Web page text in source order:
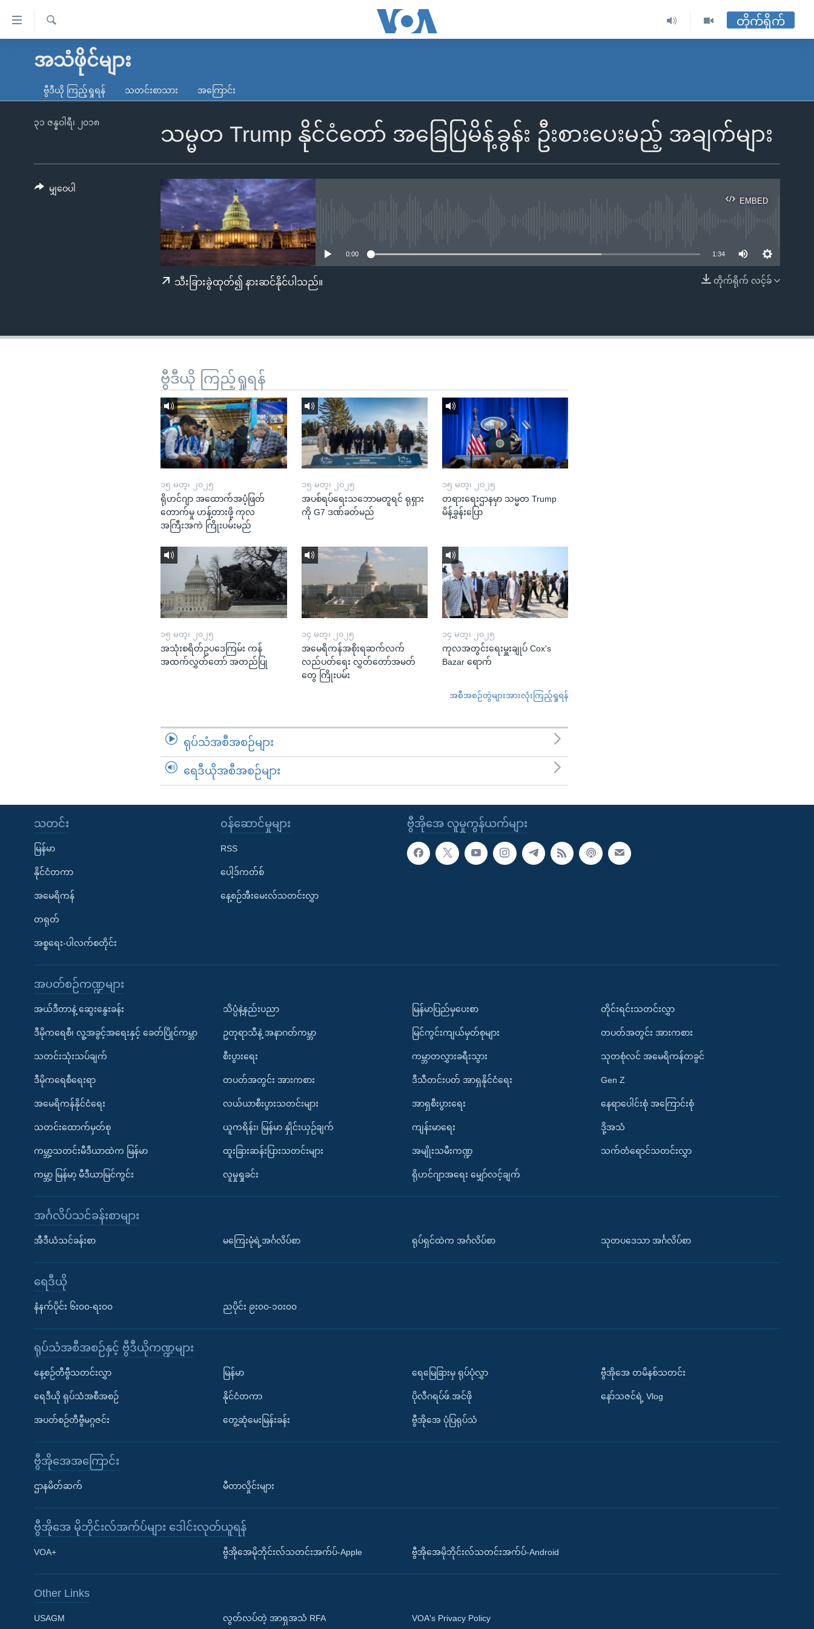
လွယ်ကူ
သည့်
ကျော်
မူလစာမျက်နှာ
ကမ္ဘာ့သတင်းများ
နိုင်ငံတကာ
တရုတ်
အစ္စရေး-ပါလက်စတိုင်း
ရပ်ဝန်းတခု လမ်းတခု အလွန်
အင်္ဂလိပ်စာလေ့လာမယ်
Learning English
ရ
တိုက်ရိုက်
အသံဖိုင်များ
ဗွီဒီယို ကြည့်ရှုရန် သတင်းစာသား အကြောင်း
သမ္မတ Trump နိုင်ငံတော် အခြေပြမိန့်ခွန်း ဦးစားပေးမည့် အချက်များ
၃၁ ဇန္နဝါရီ၊ ၂၀၁၈
EMBED
EMBED
0:00 1:34
တိုက်ရိုက် လင့်ခ်
သီးခြားခွဲထုတ်၍ နားဆင်နိုင်ပါသည်။
မျှဝေပါ
ဗွီဒီယို ကြည့်ရှုရန်
၁၅ မတ္၊ ၂၀၂၅
ရိုဟင်ဂျာ အထောက်အပံ့ဖြတ်
တောက်မှု ဟန့်တားဖို့ ကုလ
အကြီးအကဲ ကြိုးပမ်းမည်
၁၅ မတ္၊ ၂၀၂၅
အပစ်ရပ်ရေးသဘောမတူရင် ရုရှား
ကို G7 ဒဏ်ခတ်မည်
၁၅ မတ္၊ ၂၀၂၅
တရားရေးဌာနမှာ သမ္မတ Trump
မိန့်ခွန်းပြော
၁၅ မတ္၊ ၂၀၂၅
အသုံးစရိတ်ဥပဒေကြမ်း ကန်
အထက်လွှတ်တော် အတည်ပြု
၁၄ မတ္၊ ၂၀၂၅
အမေရိကန်အစိုးရဆက်လက်
လည်ပတ်ရေး လွှတ်တော်အမတ်
တွေ ကြိုးပမ်း
၁၄ မတ္၊ ၂၀၂၅
ကုလအတွင်းရေးမှူးချုပ် Cox's
Bazar ရောက်
အစီအစဉ်တွဲများအားလုံးကြည့်ရှုရန်
ရုပ်သံအစီအစဉ်များ
ရေဒီယိုအစီအစဉ်များ
ဗွီအိုအေ လူမှုကွန်ယက်များ
သတင်း
မြန်မာ
နိုင်ငံတကာ
အမေရိကန်
တရုတ်
အစ္စရေး-ပါလက်စတိုင်း
၀န်ဆောင်မှုများ
RSS
ပေါ့ဒ်ကတ်စ်
နေ့စဉ်အီးမေးလ်သတင်းလွှာ
အပတ်စဉ်ကဏ္ဍများ
အယ်ဒီတာနဲ့ ဆွေးနွေးခန်း
ဒီမိုကရေစီ၊ လူ့အခွင့်အရေးနှင့် ခေတ်ပြိုင်ကမ္ဘာ
သတင်းသုံးသပ်ချက်
ဒီမိုကရေစီရေးရာ
အမေရိကန်နိုင်ငံရေး
သတင်းထောက်မှတ်စု
ကမ္ဘာ့သတင်းမီဒီယာထဲက မြန်မာ
ကမ္ဘာ့ မြန်မာ့ မီဒီယာမြင်ကွင်း
သိပ္ပံနဲ့နည်းပညာ
ဥတုရာသီနဲ့ အနာဂတ်ကမ္ဘာ
စီးပွားရေး
တပတ်အတွင်း အားကစား
လယ်ယာစီးပွားသတင်းများ
ယူကရိန်း၊ မြန်မာ နှိုင်းယှဉ်ချက်
ထူးခြားဆန်းပြားသတင်းများ
လူမှုရှုခင်း
မြန်မာပြည်မှပေးစာ
မြင်ကွင်းကျယ်မှတ်စုများ
ကမ္ဘာတလွှားခရီးသွား
ဒီသီတင်းပတ် အာရှနိုင်ငံရေး
အာရှစီးပွားရေး
ကျန်းမာရေး
အမျိုးသမီးကဏ္ဍ
ရိုဟင်ဂျာအရေး မျှော်လင့်ချက်
တိုင်းရင်းသတင်းလွှာ
တပတ်အတွင်း အားကစား
သုတစုံလင် အမေရိကန်တခွင်
Gen Z
နေရာပေါင်းစုံ အကြောင်းစုံ
ဒို့အသံ
သက်တံရောင်သတင်းလွှာ
အင်္ဂလိပ်သင်ခန်းစာများ
အီဒီယံသင်ခန်းစာ မကြေးမုံရဲ့အင်္ဂလိပ်စာ ရုပ်ရှင်ထဲက အင်္ဂလိပ်စာ သုတပဒေသာ အင်္ဂလိပ်စာ
ရေဒီယို
နံနက်ပိုင်း ၆း၀၀-ရး၀၀ ညပိုင်း ၉း၀၀-၁၀း၀၀
ရုပ်သံအစီအစဉ်နှင့် ဗွီဒီယိုကဏ္ဍများ
နေ့စဉ်တီဗွီသတင်းလွှာ
ရေဒီယို ရုပ်သံအစီအစဉ်
အပတ်စဉ်တီဗွီမဂ္ဂဇင်း
မြန်မာ
နိုင်ငံတကာ
တွေ့ဆုံမေးမြန်းခန်း
ရေမြေခြားမှ ရုပ်ပုံလွှာ
ပိုလီဂရပ်ဖ်.အင်ဖို
ဗွီအိုအေ ပုံပြရုပ်သံ
ဗွီအိုအေ တမိနစ်သတင်း
နော်သဇင်ရဲ့ Vlog
ဗွီအိုအေအကြောင်း
ဌာနမိတ်ဆက် မီတာလှိုင်းများ
ဗွီအိုအေ မိုဘိုင်းလ်အက်ပ်များ ဒေါင်းလုတ်ယူရန်
VOA+ ဗွီအိုအေမိုဘိုင်းလ်သတင်းအက်ပ်-Apple ဗွီအိုအေမိုဘိုင်းလ်သတင်းအက်ပ်-Android
Other Links
USAGM လွတ်လပ်တဲ့ အာရှအသံ RFA VOA's Privacy Policy